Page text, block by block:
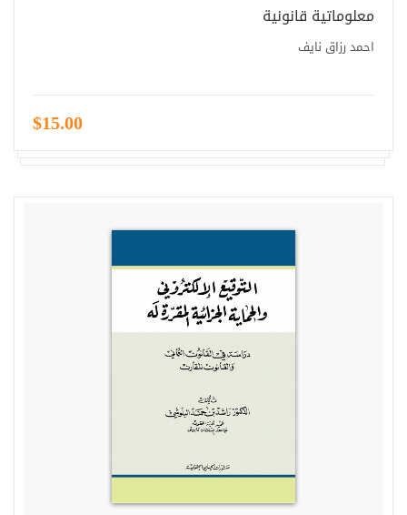
معلوماتية قانونية
احمد رزاق نايف
$15.00